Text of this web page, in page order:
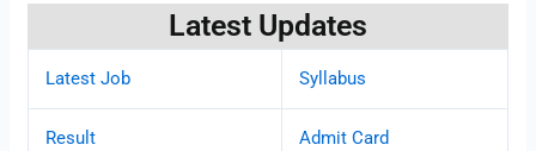
Latest Updates
Latest Job Syllabus
Result Admit Card